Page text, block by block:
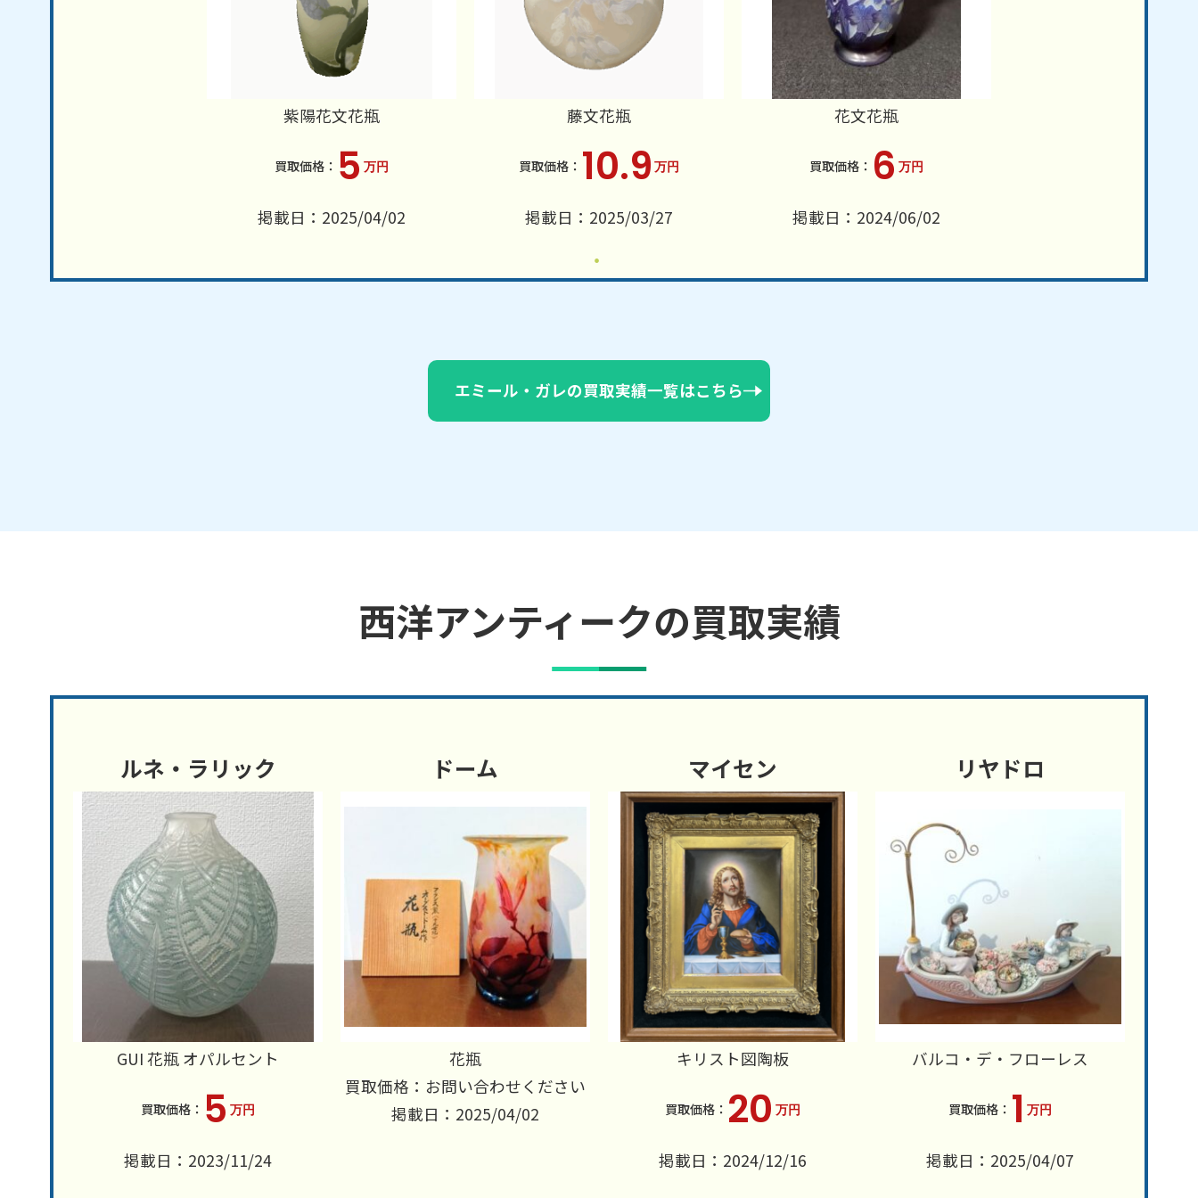
紫陽花文花瓶
5 万円
掲載日：2025/04/02
藤文花瓶
10.9 万円
掲載日：2025/03/27
花文花瓶
6 万円
掲載日：2024/06/02
エミール・ガレの買取実績一覧はこちら
西洋アンティークの買取実績
ルネ・ラリック
GUI 花瓶 オパルセント
5 万円
掲載日：2023/11/24
ドーム
花瓶
買取価格：お問い合わせください
掲載日：2025/04/02
マイセン
キリスト図陶板
20 万円
掲載日：2024/12/16
リヤドロ
バルコ・デ・フローレス
1 万円
掲載日：2025/04/07